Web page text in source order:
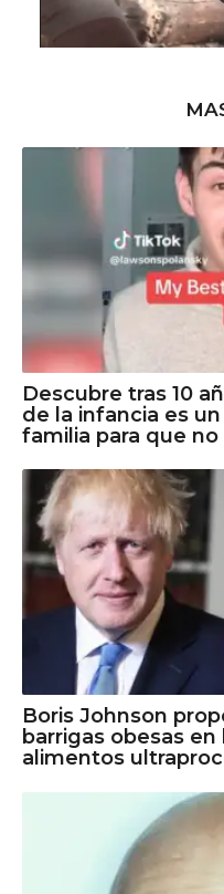
Descubre tras 10
de la infancia es
familia para que no
Boris Johnson
barrigas obesas
alimentos